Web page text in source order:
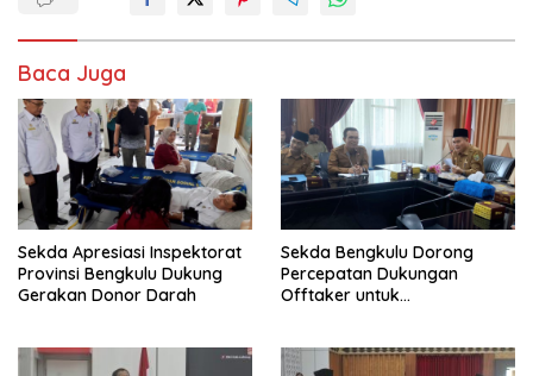
Baca Juga
Sekda Apresiasi Inspektorat
Provinsi Bengkulu Dukung
Gerakan Donor Darah
Sekda Bengkulu Dorong
Percepatan Dukungan
Offtaker untuk